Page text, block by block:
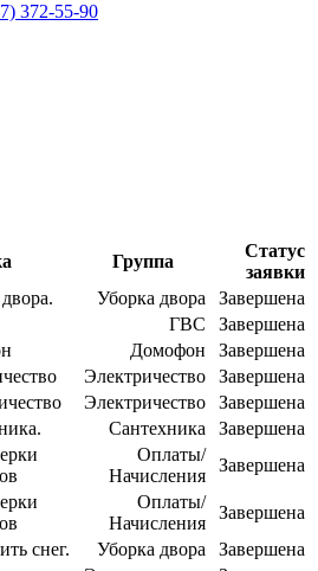
372-55-90
Группа
Статус
заявки
Уборка двора
Завершена
ГВС
Завершена
Домофон
Завершена
Электричество
Завершена
Электричество
Завершена
Сантехника
Завершена
Оплаты/
Начисления
Завершена
Оплаты/
Начисления
Завершена
снег. Уборка двора
Завершена